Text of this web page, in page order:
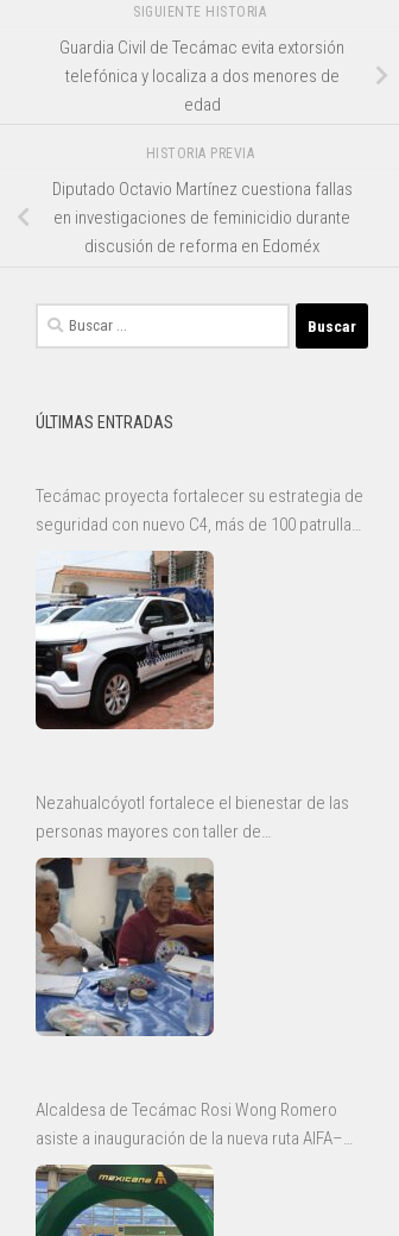
SIGUIENTE HISTORIA
Guardia Civil de Tecámac evita extorsión
telefónica y localiza a dos menores de
edad
HISTORIA PREVIA
Diputado Octavio Martínez cuestiona fallas
en investigaciones de feminicidio durante
discusión de reforma en Edoméx
Buscar:
ÚLTIMAS ENTRADAS
Tecámac proyecta fortalecer su estrategia de
seguridad con nuevo C4, más de 100 patrullas
y mejoras para la Guardia Civil
Nezahualcóyotl fortalece el bienestar de las
personas mayores con taller de
envejecimiento saludable
Alcaldesa de Tecámac Rosi Wong Romero
asiste a inauguración de la nueva ruta AIFA–
Bajío de Mexicana